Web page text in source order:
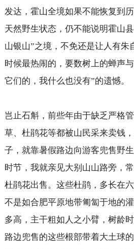
发达，霍山全境如果不能恢复到
天然野生状态，仍不能说明霍山
山银山”之境，不免还是让人有朱
时候最热闹的，要数树上的蝉声
它们的，我什么也没有”的遗憾。
岂止石斛，前些年由于缺乏严格
草、杜鹃花等都被山民采来卖钱
子，就靠暑假路边向游客兜售野
时节，我就亲见大别山山路旁，
杜鹃花出售。这些杜鹃，多长在
不是如合肥平原地带匍匐于地的
多高，主干粗如人之小臂，树龄
路边兜售的这些根部带着大土球